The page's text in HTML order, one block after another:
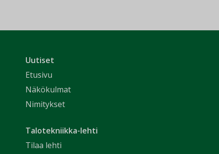
Uutiset
Etusivu
Näkökulmat
Nimitykset
Talotekniikka-lehti
Tilaa lehti